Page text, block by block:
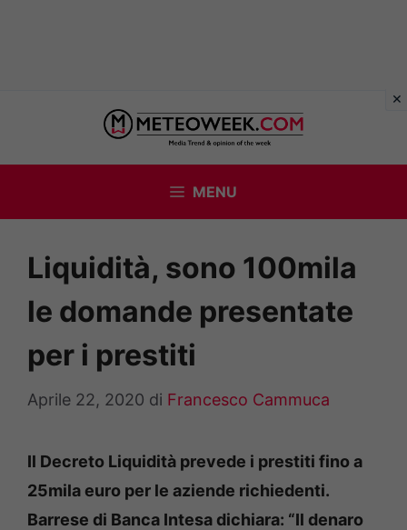
contenuto
MENU
Liquidità, sono 100mila
le domande presentate
per i prestiti
Aprile 22, 2020 di Francesco Cammuca
Il Decreto Liquidità prevede i prestiti fino a
25mila euro per le aziende richiedenti.
Barrese di Banca Intesa dichiara: “Il denaro